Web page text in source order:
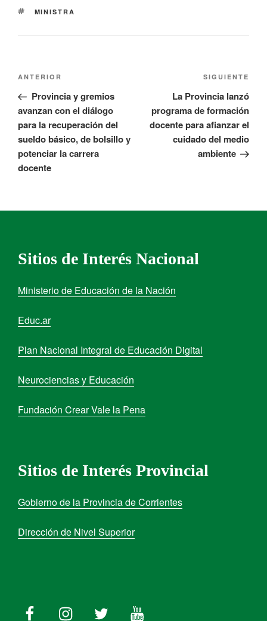
MINISTRA
ANTERIOR
Provincia y gremios
avanzan con el diálogo
para la recuperación del
sueldo básico, de bolsillo y
potenciar la carrera
docente
SIGUIENTE
La Provincia lanzó
programa de formación
docente para afianzar el
cuidado del medio
ambiente
Sitios de Interés Nacional
Ministerio de Educación de la Nación
Educ.ar
Plan Nacional Integral de Educación Digital
Neurociencias y Educación
Fundación Crear Vale la Pena
Sitios de Interés Provincial
Gobierno de la Provincia de Corrientes
Dirección de Nivel Superior